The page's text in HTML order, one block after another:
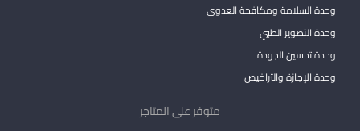
وحدة السلامة ومكافحة العدوى
وحدة التصوير الطبي
وحدة تحسين الجودة
وحدة الإجازة والتراخيص
متوفر على المتاجر